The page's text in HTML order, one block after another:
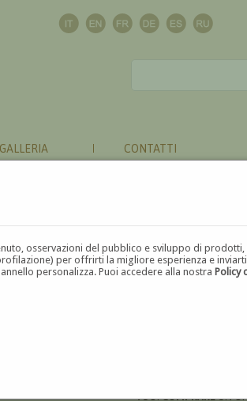
osservazioni del pubblico e sviluppo di
per offrirti la migliore esperienza e
personalizza. Puoi accedere alla nostraPolicy
GALLERIA CONTATTI
VUOICOMPRARE